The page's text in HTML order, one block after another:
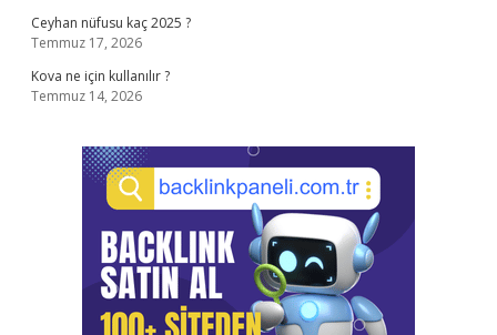
Ceyhan nüfusu kaç 2025 ?
Temmuz 17, 2026
Kova ne için kullanılır ?
Temmuz 14, 2026